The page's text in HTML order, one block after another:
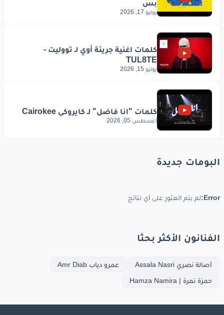
يوليو 17, 2026
يوليو 15, 2026
أغسطس 05, 2026
البومات جديدة
Error: لم يتم العثور على أي نتائج
الفنانون الأكثر بحثا
أصالة نصري Assala Nasri
عمرو دياب Amr Diab
حمزة نمرة | Hamza Namira